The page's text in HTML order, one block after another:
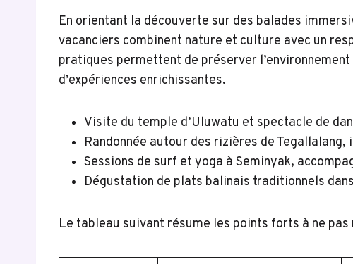
En orientant la découverte sur des balades
vacanciers combinent nature et culture avec un
pratiques permettent de préserver
d’expériences enrichissantes.
Visite du temple d’Uluwatu et spectacle de
Randonnée autour des rizières de
Sessions de surf et yoga à Seminyak,
Dégustation de plats balinais traditionnels
Le tableau suivant résume les points forts à ne